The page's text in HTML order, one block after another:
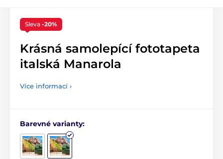
Sleva -20%
Krásná samolepící fototapeta
italská Manarola
Více informací ›
Barevné varianty: